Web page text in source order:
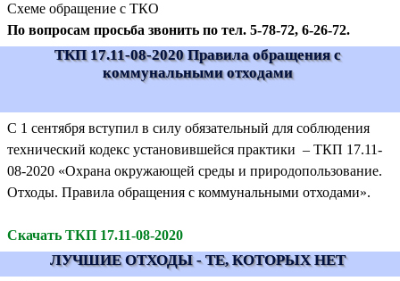
Схеме обращение с ТКО
По вопросам просьба звонить по тел. 5-78-72, 6-26-72.
ТКП 17.11-08-2020 Правила обращения с
коммунальными отходами
С 1 сентября вступил в силу обязательный для соблюдения
технический кодекс установившейся практики – ТКП 17.11-
08-2020 «Охрана окружающей среды и природопользование.
Отходы. Правила обращения с коммунальными отходами».
Скачать ТКП 17.11-08-2020
ЛУЧШИЕ ОТХОДЫ - ТЕ, КОТОРЫХ НЕТ